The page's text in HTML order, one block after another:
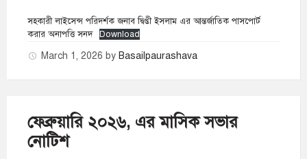
সহকারী লাইসেন্স পরিদর্শক জনাব দ্বিপ্তী ইসলাম এর আন্তর্জাতিক পাসপোর্ট
করার অনাপত্তি সনদ
Download
March 1, 2026 by Basailpaurashava
ফেব্রুয়ারি ২০২৬, এর মাসিক সভার
নোটিশ